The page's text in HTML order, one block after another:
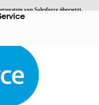
von Salesforce übersetzt.